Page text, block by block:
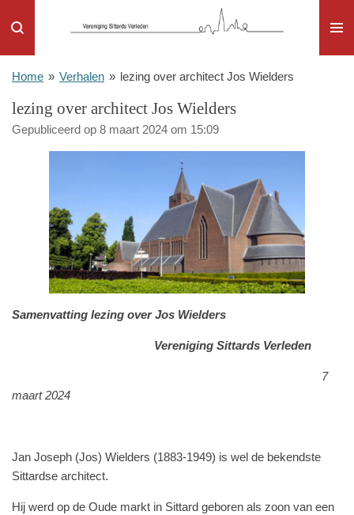
direct
naar
de
Home » Verhalen » lezing over architect Jos Wielders
lezing over architect Jos Wielders
Gepubliceerd op 8 maart 2024 om 15:09
Samenvatting lezing over Jos Wielders
Vereniging Sittards Verleden
7
maart 2024
Jan Joseph (Jos) Wielders (1883-1949) is wel de bekendste
Sittardse architect.
Hij werd op de Oude markt in Sittard geboren als zoon van een